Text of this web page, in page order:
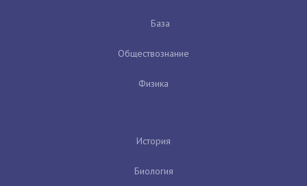
База
Обществознание
Физика
История
Биология